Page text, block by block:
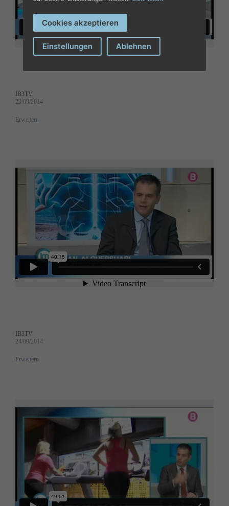
IB3TV
29/09/2014
Erweitern
IB3TV
24/09/2014
Erweitern
Cookies akzeptieren
Einstellungen Ablehnen